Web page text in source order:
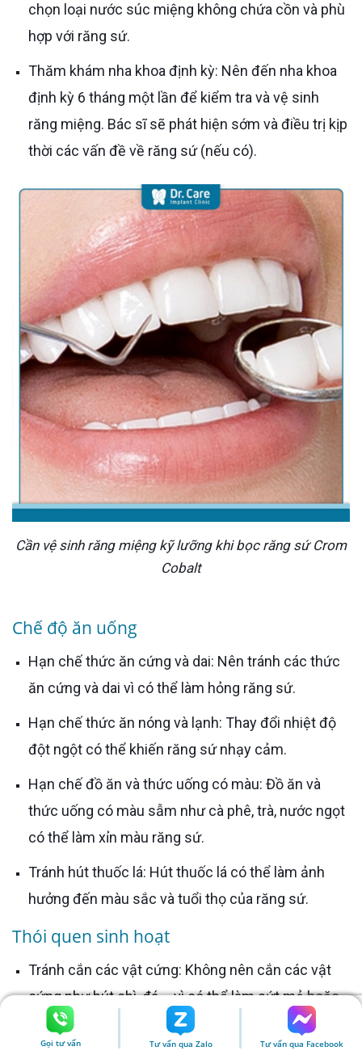
chọn loại nước súc miệng không chứa cồn và phù
hợp với răng sứ.
Thăm khám nha khoa định kỳ: Nên đến nha khoa
định kỳ 6 tháng một lần để kiểm tra và vệ sinh
răng miệng. Bác sĩ sẽ phát hiện sớm và điều trị kịp
thời các vấn đề về răng sứ (nếu có).
Cần vệ sinh răng miệng kỹ lưỡng khi bọc răng sứ Crom
Cobalt
Chế độ ăn uống
Hạn chế thức ăn cứng và dai: Nên tránh các thức
ăn cứng và dai vì có thể làm hỏng răng sứ.
Hạn chế thức ăn nóng và lạnh: Thay đổi nhiệt độ
đột ngột có thể khiến răng sứ nhạy cảm.
Hạn chế đồ ăn và thức uống có màu: Đồ ăn và
thức uống có màu sẫm như cà phê, trà, nước ngọt
có thể làm xỉn màu răng sứ.
Tránh hút thuốc lá: Hút thuốc lá có thể làm ảnh
hưởng đến màu sắc và tuổi thọ của răng sứ.
Thói quen sinh hoạt
Tránh cắn các vật cứng: Không nên cắn các vật
cứng như bút chì, đá,... vì có thể làm sứt mẻ hoặc
vỡ răng sứ.
Gọi tư vấn Tư vấn qua Zalo Tư vấn qua Facebook